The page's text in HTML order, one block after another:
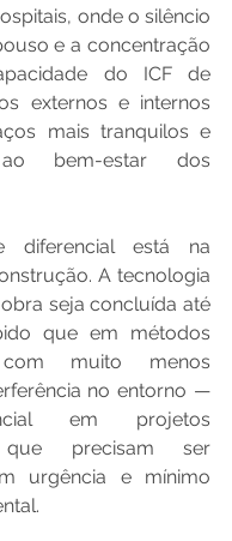
onde o silêncio
e a concentração
do ICF de
externos e internos
mais tranquilos e
ao bem-estar dos
diferencial está na
A tecnologia
seja concluída até
que em métodos
com muito menos
no entorno —
em projetos
que precisam ser
urgência e mínimo